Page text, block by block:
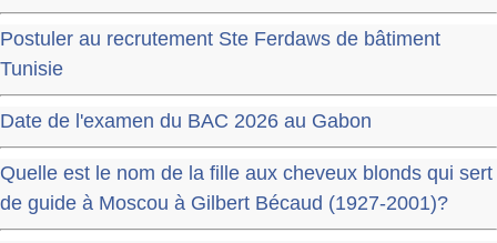
Postuler au recrutement Ste Ferdaws de bâtiment
Tunisie
Date de l'examen du BAC 2026 au Gabon
Quelle est le nom de la fille aux cheveux blonds qui sert
de guide à Moscou à Gilbert Bécaud (1927-2001)?